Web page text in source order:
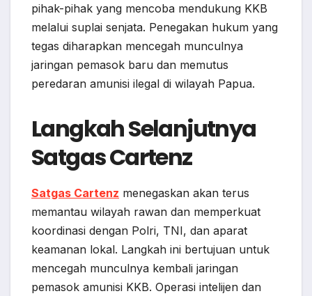
pihak-pihak yang mencoba mendukung KKB
melalui suplai senjata. Penegakan hukum yang
tegas diharapkan mencegah munculnya
jaringan pemasok baru dan memutus
peredaran amunisi ilegal di wilayah Papua.
Langkah Selanjutnya
Satgas Cartenz
Satgas Cartenz menegaskan akan terus
memantau wilayah rawan dan memperkuat
koordinasi dengan Polri, TNI, dan aparat
keamanan lokal. Langkah ini bertujuan untuk
mencegah munculnya kembali jaringan
pemasok amunisi KKB. Operasi intelijen dan